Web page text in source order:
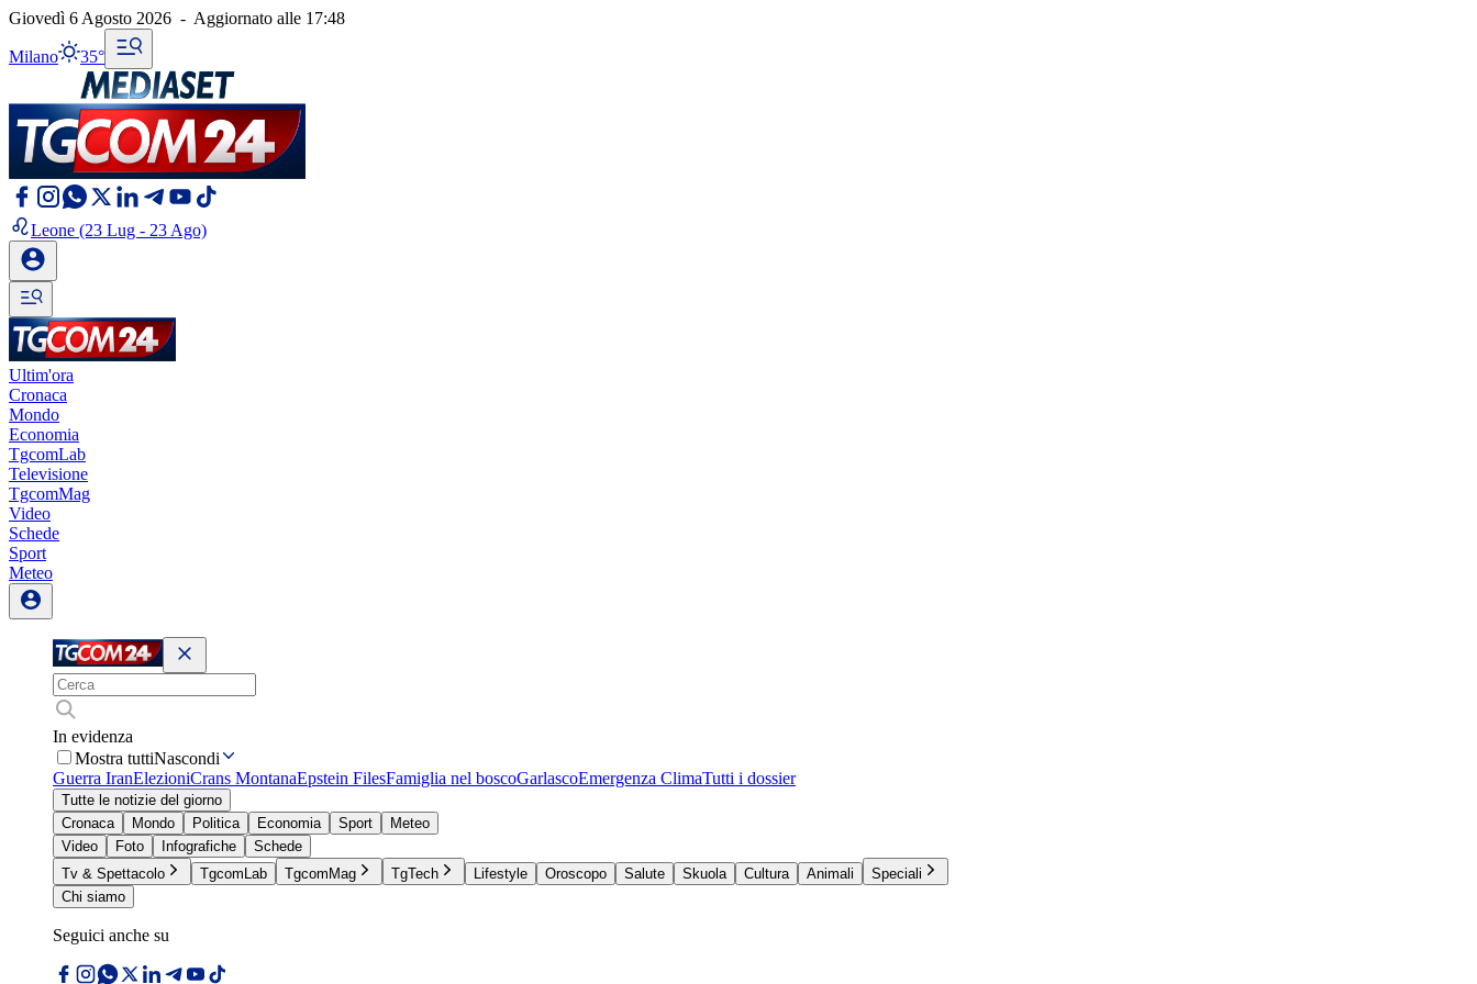
Giovedì 6 Agosto 2026 - Aggiornato alle 17:48
Milano 35°
Leone (23 Lug - 23 Ago)
Ultim'ora
Cronaca
Mondo
Economia
TgcomLab
Televisione
TgcomMag
Video
Schede
Sport
Meteo
In evidenza
Mostra tuttiNascondi
Guerra IranElezioniCrans MontanaEpstein FilesFamiglia nel boscoGarlascoEmergenza ClimaTutti i dossier
Tutte le notizie del giorno
Cronaca
Mondo Politica Economia Sport
Meteo
Video
Foto Infografiche
Schede
Tv & Spettacolo
TgcomLab TgcomMag TgTech Lifestyle Oroscopo Salute Skuola Cultura Animali
Speciali
Chi siamo
Seguici anche su